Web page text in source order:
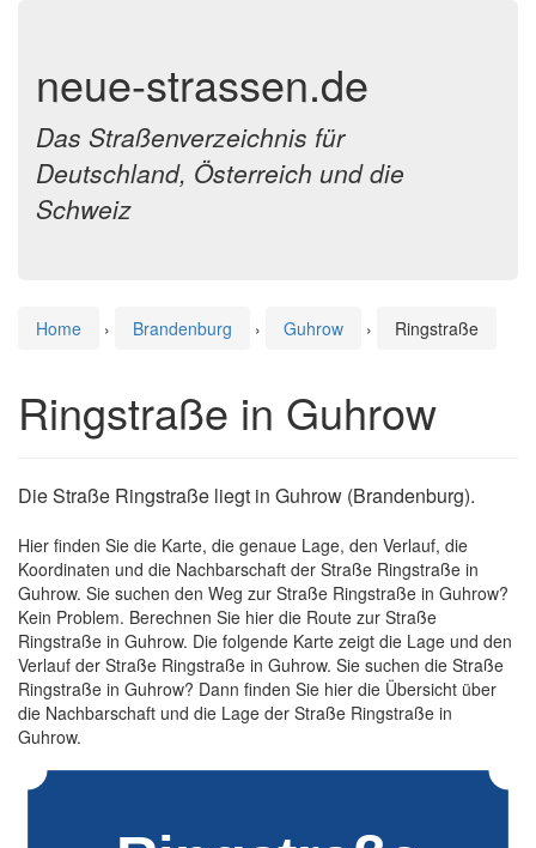
neue-strassen.de
Das Straßenverzeichnis für
Deutschland, Österreich und die
Schweiz
Home › Brandenburg › Guhrow › Ringstraße
Ringstraße in Guhrow
Die Straße Ringstraße liegt in Guhrow (Brandenburg).
Hier finden Sie die Karte, die genaue Lage, den Verlauf, die
Koordinaten und die Nachbarschaft der Straße Ringstraße in
Guhrow. Sie suchen den Weg zur Straße Ringstraße in Guhrow?
Kein Problem. Berechnen Sie hier die Route zur Straße
Ringstraße in Guhrow. Die folgende Karte zeigt die Lage und den
Verlauf der Straße Ringstraße in Guhrow. Sie suchen die Straße
Ringstraße in Guhrow? Dann finden Sie hier die Übersicht über
die Nachbarschaft und die Lage der Straße Ringstraße in
Guhrow.